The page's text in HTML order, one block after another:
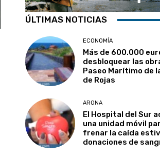
ÚLTIMAS NOTICIAS
ECONOMÍA
Más de 600.000
desbloquear las
Paseo Marítimo de
de Rojas
ARONA
El Hospital del Sur
una unidad móvil
frenar la caída
donaciones de